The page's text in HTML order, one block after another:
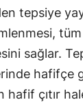
tepsiye
sağlar.
hafifçe
hafif çıtır